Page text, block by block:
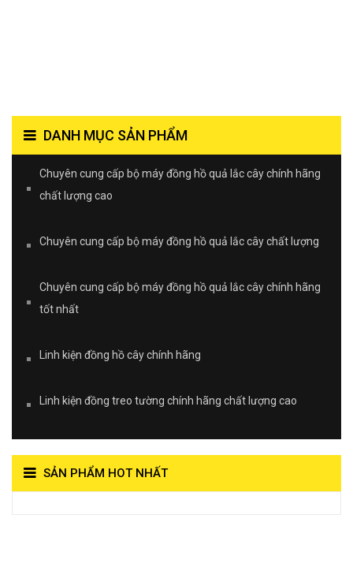
DANH MỤC SẢN PHẨM
Chuyên cung cấp bộ máy đồng hồ quả lắc cây chính hãng
chất lượng cao
Chuyên cung cấp bộ máy đồng hồ quả lắc cây chất lượng
Chuyên cung cấp bộ máy đồng hồ quả lắc cây chính hãng
tốt nhất
Linh kiện đồng hồ cây chính hãng
Linh kiện đồng treo tường chính hãng chất lượng cao
SẢN PHẨM HOT NHẤT